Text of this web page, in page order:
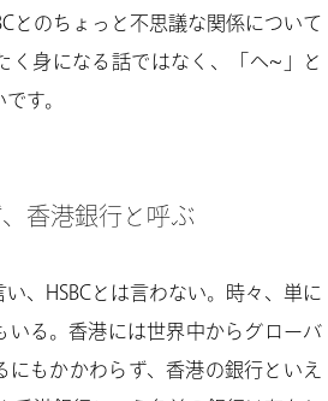
とのちょっと不思議な関係について
く身になる話ではなく、「へ~」と
す。
、香港銀行と呼ぶ
、HSBCとは言わない。時々、単に
いる。香港には世界中からグローバ
にもかかわらず、香港の銀行といえ